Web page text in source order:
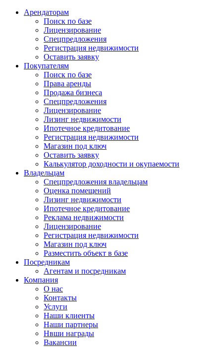
Арендаторам
Поиск по базе
Лицензирование
Спецпредложения
Регистрация недвижимости
Оставить заявку
Покупателям
Поиск по базе
Права аренды
Продажа бизнеса
Спецпредложения
Лицензирование
Лизинг недвижимости
Ипотечное кредитование
Регистрация недвижимости
Магазин под ключ
Оставить заявку
Калькулятор доходности и окупаемости
Владельцам
Спецпредложения владельцам
Оценка помещений
Лизинг недвижимости
Ипотечное кредитование
Реклама недвижимости
Лицензирование
Регистрация недвижимости
Магазин под ключ
Разместить объект в базе
Посредникам
Агентам и посредникам
Компания
О нас
Контакты
Услуги
Наши клиенты
Наши партнеры
Нвши награды
Вакансии